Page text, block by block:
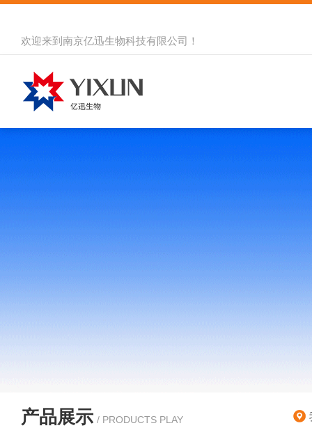
欢迎来到 南京亿迅生物科技有限公司 ！
产品展示 / PRODUCTS PLAY